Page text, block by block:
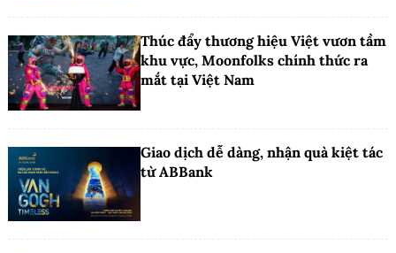
Thúc đẩy thương hiệu Việt vươn tầm
khu vực, Moonfolks chính thức ra
mắt tại Việt Nam
Giao dịch dễ dàng, nhận quà kiệt tác
từ ABBank